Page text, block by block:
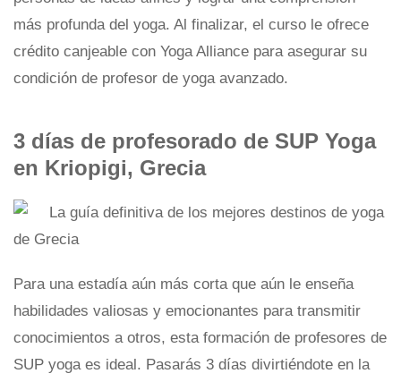
más profunda del yoga. Al finalizar, el curso le ofrece
crédito canjeable con Yoga Alliance para asegurar su
condición de profesor de yoga avanzado.
3 días de profesorado de SUP Yoga
en Kriopigi, Grecia
Para una estadía aún más corta que aún le enseña
habilidades valiosas y emocionantes para transmitir
conocimientos a otros, esta formación de profesores de
SUP yoga es ideal. Pasarás 3 días divirtiéndote en la